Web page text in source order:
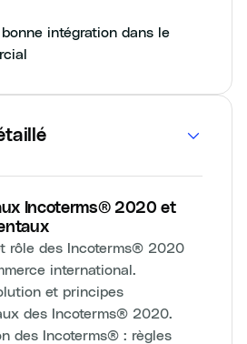
intégration dans le
Incoterms® 2020 et
rôle des Incoterms® 2020
international.
et principes
des Incoterms® 2020.
des Incoterms® : règles